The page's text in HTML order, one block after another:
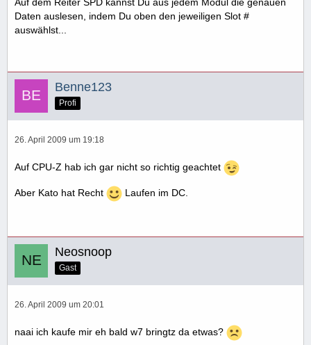
Auf dem Reiter SPD kannst Du aus jedem Modul die genauen
Daten auslesen, indem Du oben den jeweiligen Slot #
auswählst...
Benne123
Profi
26. April 2009 um 19:18
Auf CPU-Z hab ich gar nicht so richtig geachtet
Aber Kato hat Recht Laufen im DC.
Neosnoop
Gast
26. April 2009 um 20:01
naai ich kaufe mir eh bald w7 bringtz da etwas?